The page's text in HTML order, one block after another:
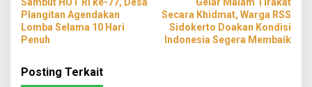
pos
Sambut HUT RI ke-77, Desa
Plangitan Agendakan
Lomba Selama 10 Hari
Penuh
Gelar Malam Tirakat
Secara Khidmat, Warga RSS
Sidokerto Doakan Kondisi
Indonesia Segera Membaik
Posting Terkait